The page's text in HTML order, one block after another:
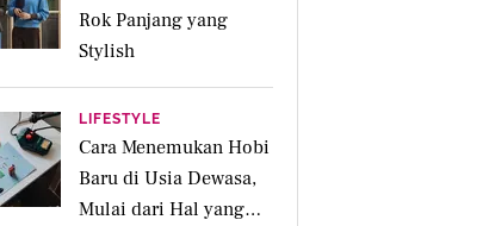
Rok Panjang yang
Stylish
LIFESTYLE
Cara Menemukan Hobi
Baru di Usia Dewasa,
Mulai dari Hal yang